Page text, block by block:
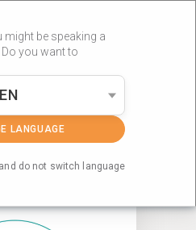
might be speaking a
you want to
EN
LANGUAGE
do not switch language